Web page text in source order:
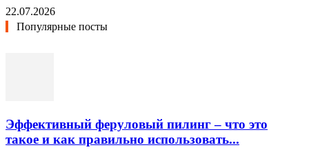
22.07.2026
Популярные посты
Эффективный феруловый пилинг – что это
такое и как правильно использовать...